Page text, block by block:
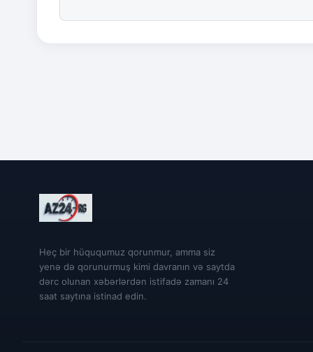
Heç bir hüququmuz qorunmur, amma siz
yenə də qorunurmuş kimi davranın və saytda
dərc olunan xəbərlərdən istifadə zamanı 24
saat saytına istinad edin.